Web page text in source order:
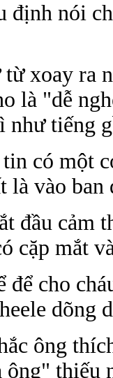
định nói
xoay ra
là "dễ
như tiếng
có một
là vào ban
đầu cảm
cặp mắt
để cho
dõng
ông
ông" thiếu